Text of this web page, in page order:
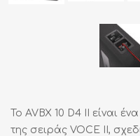
Το AVBX 10 D4 II είναι
της σειράς VOCE II,